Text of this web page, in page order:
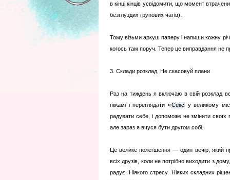
в кінці кінців усвідомити, що момент
безглуздих групових чатів).
Тому візьми аркуш паперу і напиши кожну
когось там поруч. Тепер це виправдання не
3. Склади розклад. Не скасовуй плани
Раз на тиждень я включаю в свій розклад
піжамі і переглядати «Секс
у великому
радувати себе, і допоможе не змінити
але зараз я вчуся бути другом собі.
Це велике полегшення — один вечір, який
всіх друзів, коли не потрібно виходити з
радує. Ніякого стресу. Ніяких складних